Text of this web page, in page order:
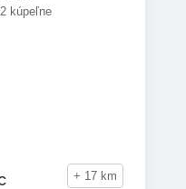
kúpeľne
+ 17 km